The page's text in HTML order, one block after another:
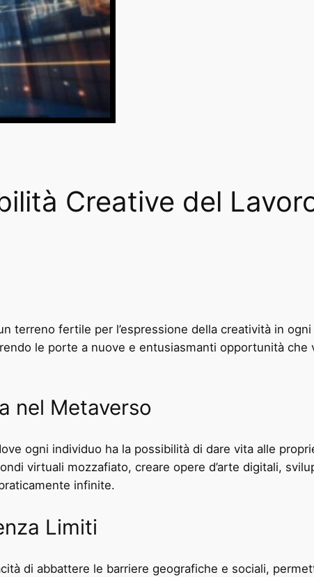
Creative del
terreno fertile per l’espressione della creatività in ogni
le porte a nuove e entusiasmanti opportunità che
nel Metaverso
ogni individuo ha la possibilità di dare vita alle
virtuali mozzafiato, creare opere d’arte digitali,
infinite.
Limiti
di abbattere le barriere geografiche e sociali,